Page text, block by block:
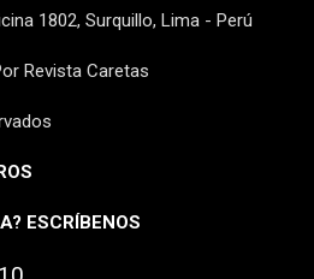
1802, Surquillo, Lima - Perú
Revista Caretas
ESCRÍBENOS